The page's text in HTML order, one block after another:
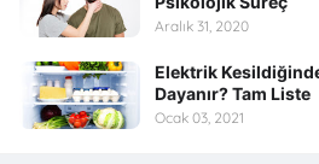
Aralık 31, 2020
Elektrik
Dayanır? Tam Liste
Ocak 03, 2021